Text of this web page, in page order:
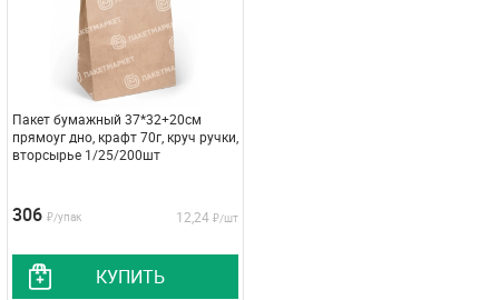
Пакет бумажный 37*32+20см
прямоуг дно, крафт 70г, круч ручки,
вторсырье 1/25/200шт
306 ₽/упак 12,24 ₽/шт
КУПИТЬ